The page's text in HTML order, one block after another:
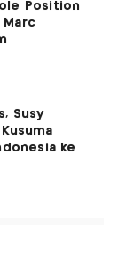
Position
Marc
Susy
ke